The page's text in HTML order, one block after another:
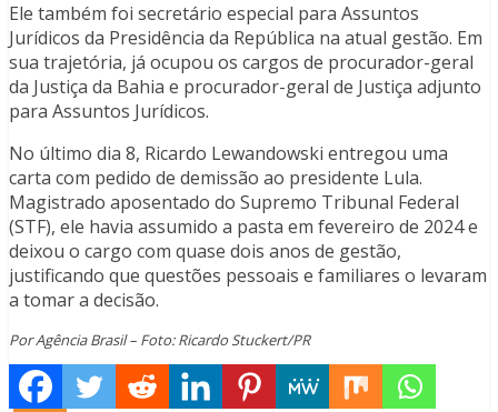
Ele também foi secretário especial para Assuntos
Jurídicos da Presidência da República na atual gestão. Em
sua trajetória, já ocupou os cargos de procurador-geral
da Justiça da Bahia e procurador-geral de Justiça adjunto
para Assuntos Jurídicos.
No último dia 8, Ricardo Lewandowski entregou uma
carta com pedido de demissão ao presidente Lula.
Magistrado aposentado do Supremo Tribunal Federal
(STF), ele havia assumido a pasta em fevereiro de 2024 e
deixou o cargo com quase dois anos de gestão,
justificando que questões pessoais e familiares o levaram
a tomar a decisão.
Por Agência Brasil – Foto: Ricardo Stuckert/PR